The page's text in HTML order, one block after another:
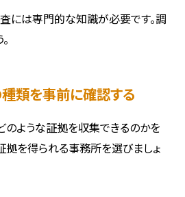
には専門的な知識が必要です。調
類を事前に確認する
のような証拠を収集できるのかを
拠を得られる事務所を選びましょ